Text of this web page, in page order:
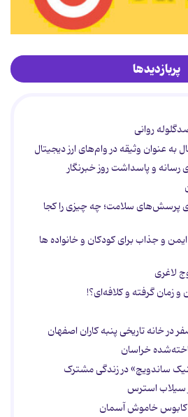
پربازدیدها
روانی
به عنوان وثیقه در وام‌های ارز دیجیتال
رسانه و پاسداشت روز خبرنگار
پرسش‌های سلامت؛ چه چیزی را کجا
و جذاب برای کودکان و خانواده ها
لاغری
و زمان گرفته و کلافه‌ای؟!
در خانه تاریخی پنبه کاران اصفهان
خراسان
ساندویچ» در زندگی مشترک
سیلاب استرس
کابوس خاموش آسمان